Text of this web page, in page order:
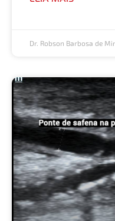
Dr. Robson Barbosa de